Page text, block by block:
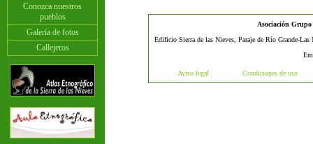
Conozca nuestros
pueblos
Galería de fotos
Callejeros
Asociación
Edificio Sierra de las Nieves, Paraje de Río Grande-
Aviso legal Condiciones de uso